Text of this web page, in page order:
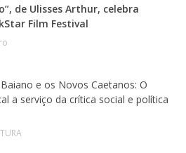
de Ulisses Arthur, celebra
Film Festival
Baiano e os Novos Caetanos: O
a serviço da crítica social e política